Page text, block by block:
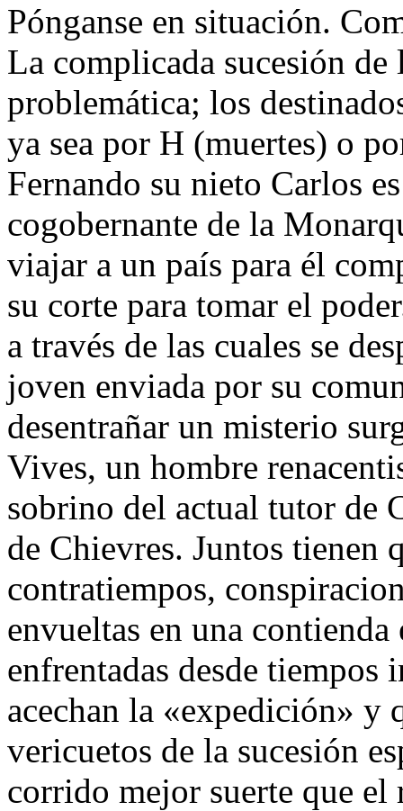
Pónganse en situación.
La complicada sucesión
problemática; los
ya sea por H (muertes) o
Fernando su nieto Carlos
cogobernante de la
viajar a un país para él
su corte para tomar el
a través de las cuales se
joven enviada por su
desentrañar un misterio
Vives, un hombre
sobrino del actual tutor de
de Chievres. Juntos tienen
contratiempos,
envueltas en una
enfrentadas desde tiempos
acechan la «expedición» y
vericuetos de la sucesión
corrido mejor suerte que el